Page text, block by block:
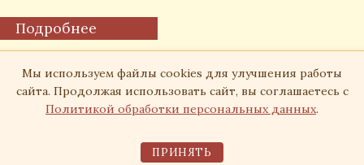
380₽.
Подробнее
Издательство «Симпозиум», 2026
Мы используем файлы cookies для улучшения работы
сайта. Продолжая использовать сайт, вы соглашаетесь с
Политикой обработки персональных данных.
ПРИНЯТЬ